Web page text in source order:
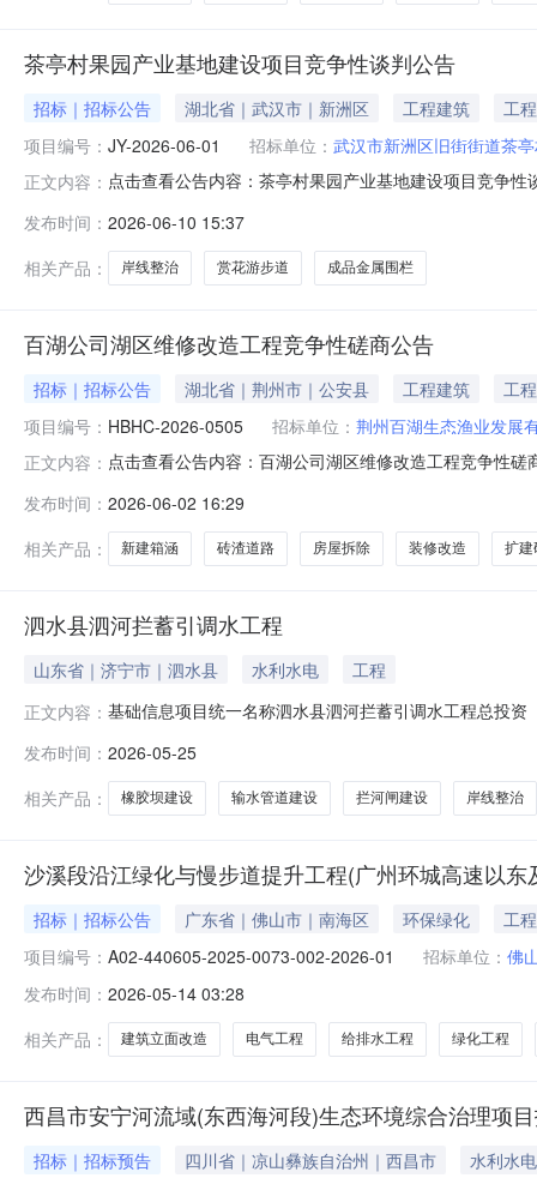
茶亭村果园产业基地建设项目竞争性谈判公告
招标｜招标公告 湖北省｜武汉市｜新洲区 工程建筑
工程
项目编号： JY-2026-06-01 招标单位： 武汉市新洲区旧街街道茶
正文内容： 点击查看公告内容：茶亭村果园产业基地建设项目竞争性
发布时间： 2026-06-10 15:37
相关产品：
岸线整治 赏花游步道 成品金属围栏
百湖公司湖区维修改造工程竞争性磋商公告
招标｜招标公告 湖北省｜荆州市｜公安县 工程建筑
工程
项目编号： HBHC-2026-0505 招标单位： 荆州百湖生态渔业发展
正文内容： 点击查看公告内容：百湖公司湖区维修改造工程竞争性磋
发布时间： 2026-06-02 16:29
相关产品：
新建箱涵 砖渣道路 房屋拆除 装修改造 扩建
泗水县泗河拦蓄引调水工程
山东省｜济宁市｜泗水县 水利水电
工程
正文内容： 基础信息项目统一名称泗水县泗河拦蓄引调水工程总投
82734.63成本19107收入来源企业供水收入、农业灌溉
发布时间： 2026-05-25
相关产品：
橡胶坝建设 输水管道建设 拦河闸建设 岸线整治
沙溪段沿江绿化与慢步道提升工程(广州环城高速以
招标｜招标公告 广东省｜佛山市｜南海区 环保绿化
工程
项目编号： A02-440605-2025-0073-002-2026-01 招标单位： 佛
发布时间： 2026-05-14 03:28
相关产品：
建筑立面改造 电气工程 给排水工程 绿化工程
西昌市安宁河流域(东西海河段)生态环境综合治理项
招标｜招标预告 四川省｜凉山彝族自治州｜西昌市
水利水电